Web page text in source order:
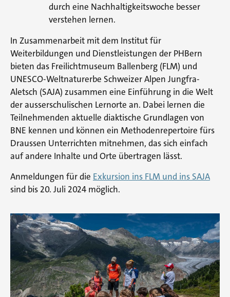
durch eine Nachhaltigkeitswoche besser
verstehen lernen.
In Zusammenarbeit mit dem Institut für
Weiterbildungen und Dienstleistungen der PHBern
bieten das Freilichtmuseum Ballenberg (FLM) und
UNESCO-Weltnaturerbe Schweizer Alpen Jungfra-
Aletsch (SAJA) zusammen eine Einführung in die Welt
der ausserschulischen Lernorte an. Dabei lernen die
Teilnehmenden aktuelle diaktische Grundlagen von
BNE kennen und können ein Methodenrepertoire fürs
Draussen Unterrichten mitnehmen, das sich einfach
auf andere Inhalte und Orte übertragen lässt.
Anmeldungen für die Exkursion ins FLM und ins SAJA
sind bis 20. Juli 2024 möglich.